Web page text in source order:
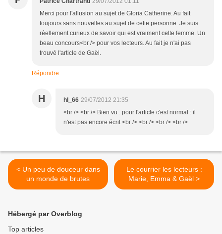
Merci pour l'allusion au sujet de Gloria Catherine. Au fait
toujours sans nouvelles au sujet de cette personne. Je suis
réellement curieux de savoir qui est vraiment cette femme. Un
beau concours<br /> pour vos lecteurs. Au fait je n'ai pas
trouvé l'article de Gaël.
Répondre
H hl_66 29/07/2012 21:35
<br /> <br /> Bien vu . pour l'article c'est normal : il
n'est pas encore écrit <br /> <br /> <br /> <br />
< Un peu de douceur dans
un monde de brutes
Le courrier les lecteurs :
Marie, Emma & Gaël >
Hébergé par Overblog
Top articles